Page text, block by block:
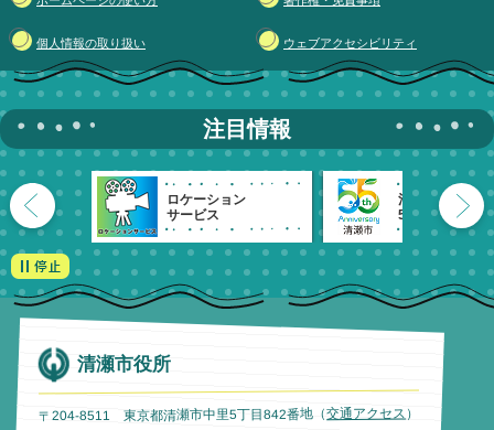
個人情報の取り扱い ウェブアクセシビリティ
注目情報
ロケーション
サービス
清瀬市
55周年記念
清瀬市役所
〒204-8511 東京都清瀬市中里5丁目842番地（交通アクセス ）